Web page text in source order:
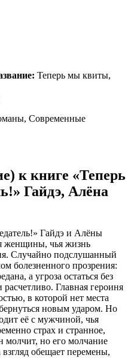
Теперь мы квиты,
Современные
к книге «Теперь
Гайдэ, Алёна
Гайдэ и Алёны
женщины, чья жизнь
Случайно подслушанный
болезненного прозрения:
а угроза остаться без
Главная героиня
в которой нет места
новым ударом. Но
её с мужчиной, чья
страх и странное,
молчит, но его молчание
обещает перемены,